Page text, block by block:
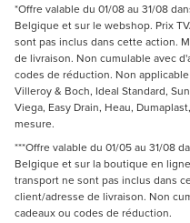
*Offre valable du 01/08 au 31/08
Belgique et sur le webshop. Prix
sont pas inclus dans cette action.
de livraison. Non cumulable avec
codes de réduction. Non
Villeroy & Boch, Ideal Standard,
Viega, Easy Drain, Heau,
mesure.
***Offre valable du 01/05 au 31/08
Belgique et sur la boutique en
transport ne sont pas inclus dans
client/adresse de livraison. Non
cadeaux ou codes de réduction.